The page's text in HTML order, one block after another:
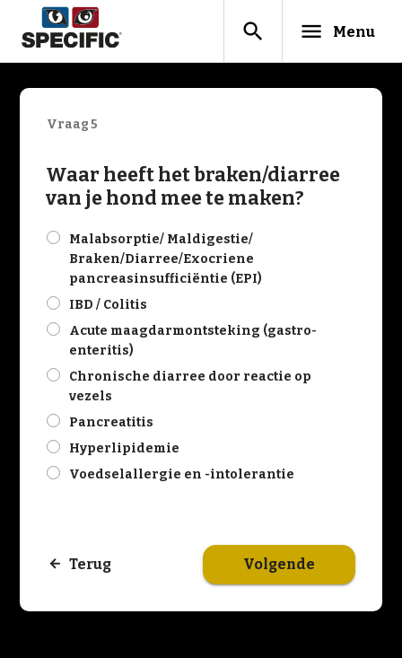
search menu Menu
Vraag 5
Waar heeft het braken/diarree
van je hond mee te maken?
check
Malabsorptie/ Maldigestie/
Braken/Diarree/Exocriene
pancreasinsufficiëntie (EPI)
check IBD / Colitis
check
Acute maagdarmontsteking (gastro-
enteritis)
check
Chronische diarree door reactie op
vezels
check Pancreatitis
check Hyperlipidemie
check Voedselallergie en -intolerantie
Terug Volgende